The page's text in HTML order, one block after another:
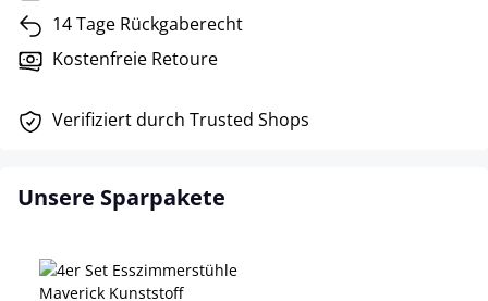
14 Tage Rückgaberecht
Kostenfreie Retoure
Verifiziert durch Trusted Shops
Unsere Sparpakete